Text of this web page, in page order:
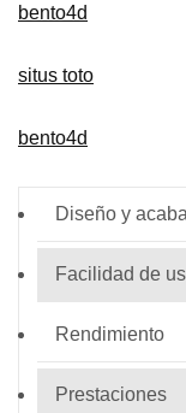
bento4d
situs toto
bento4d
Diseño y
Facilidad de
Rendimiento
Prestaciones